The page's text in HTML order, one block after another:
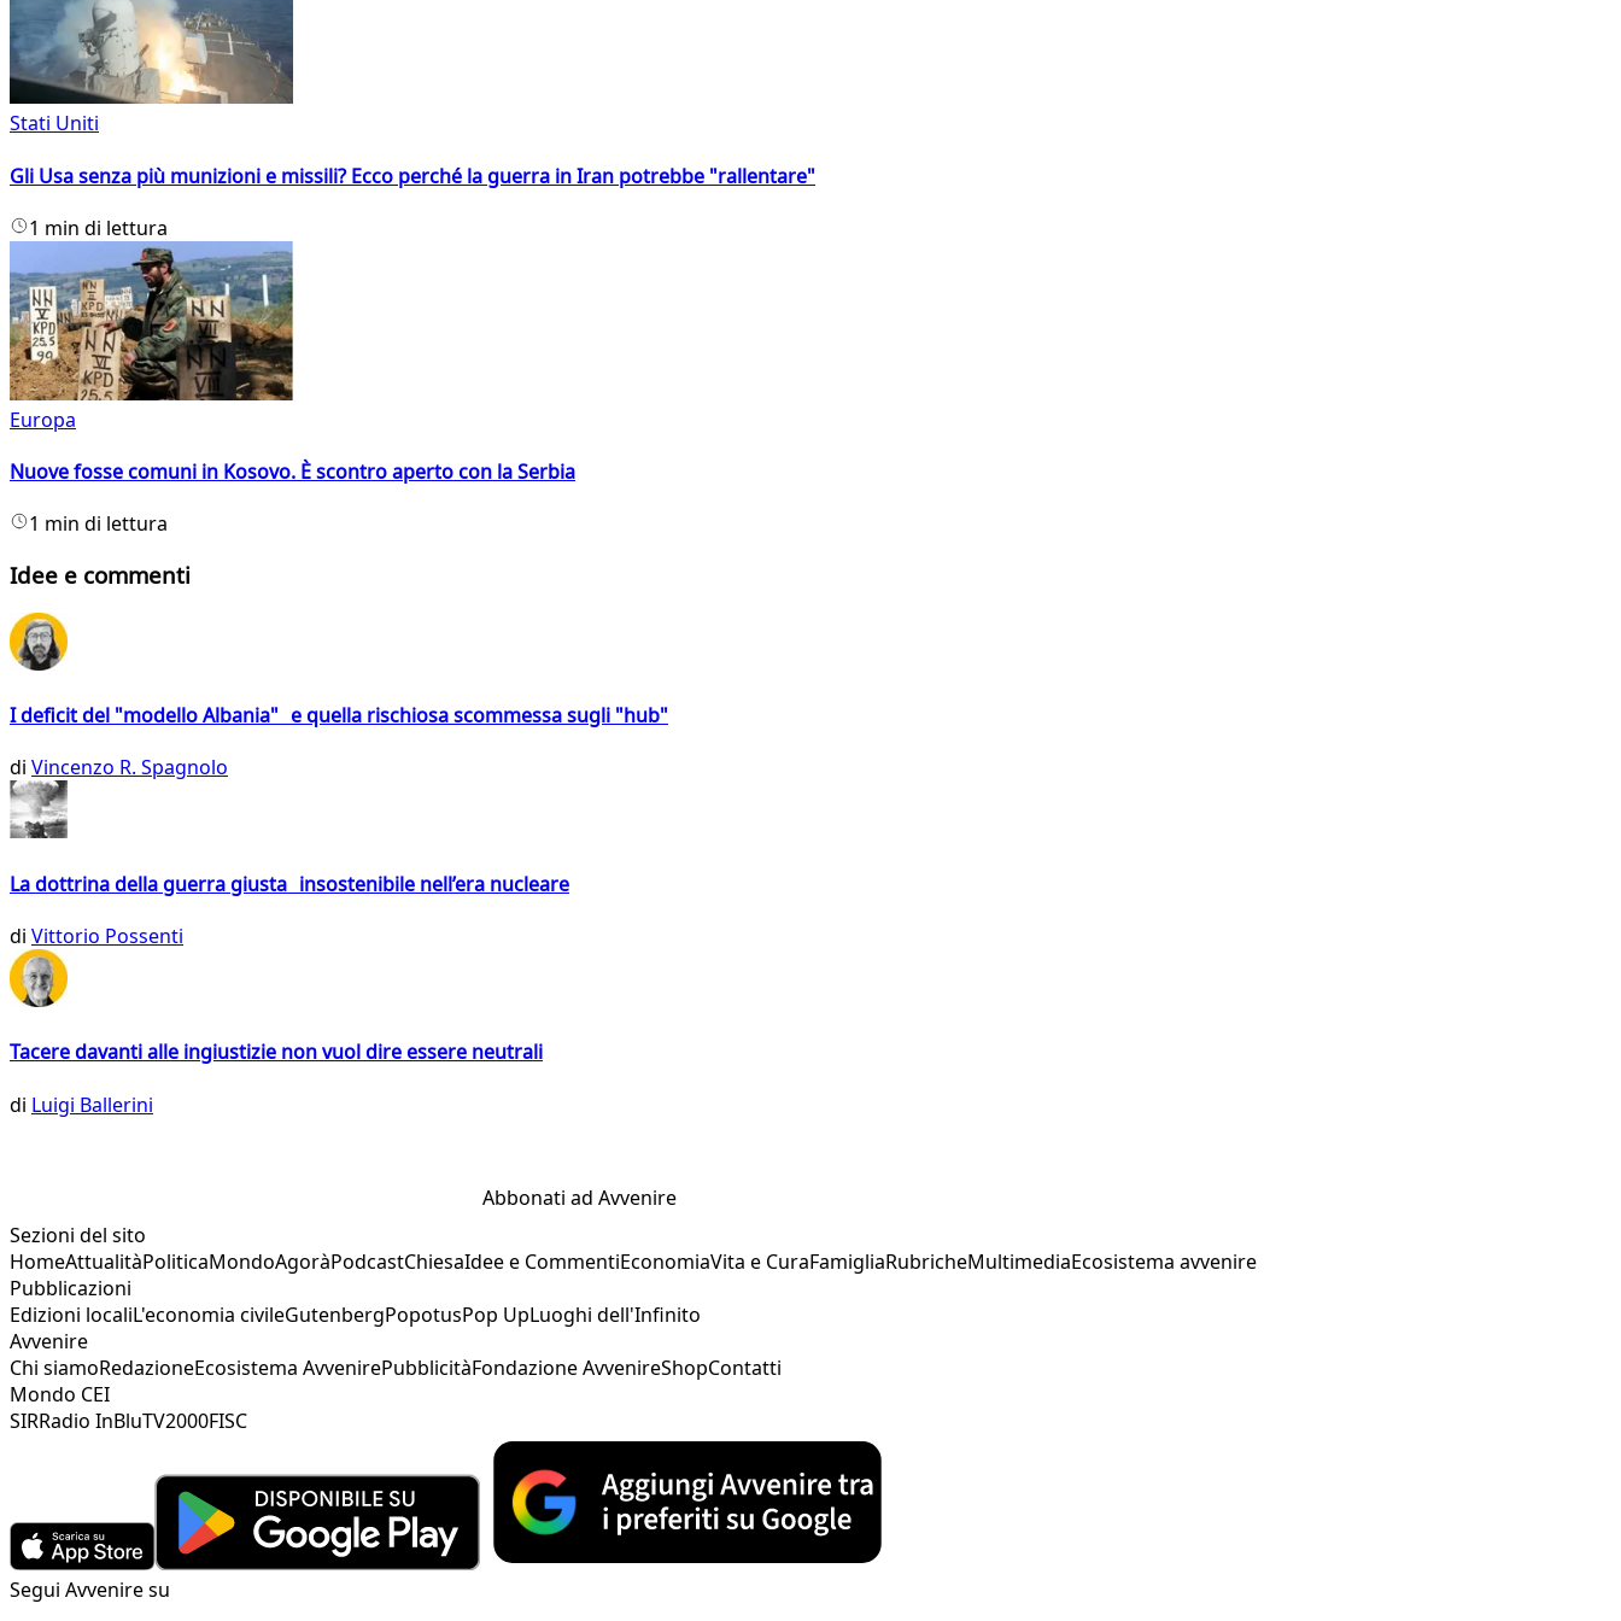
Stati Uniti
Gli Usa senza più munizioni e missili? Ecco perché la guerra in Iran potrebbe "rallentare"
1 min di lettura
Europa
Nuove fosse comuni in Kosovo. È scontro aperto con la Serbia
1 min di lettura
Idee e commenti
I deficit del "modello Albania" e quella rischiosa scommessa sugli "hub"
di Vincenzo R. Spagnolo
La dottrina della guerra giusta insostenibile nell’era nucleare
di Vittorio Possenti
Tacere davanti alle ingiustizie non vuol dire essere neutrali
di Luigi Ballerini
Abbonati ad Avvenire
Sezioni del sito
HomeAttualitàPoliticaMondoAgoràPodcastChiesaIdee e CommentiEconomiaVita e CuraFamigliaRubricheMultimediaEcosistema avvenire
Pubblicazioni
Edizioni localiL'economia civileGutenbergPopotusPop UpLuoghi dell'Infinito
Avvenire
Chi siamoRedazioneEcosistema AvvenirePubblicitàFondazione AvvenireShopContatti
Mondo CEI
SIRRadio InBluTV2000FISC
Segui Avvenire su